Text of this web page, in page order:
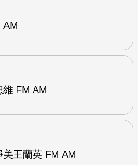
AM
維 FM AM
美王蘭英 FM AM